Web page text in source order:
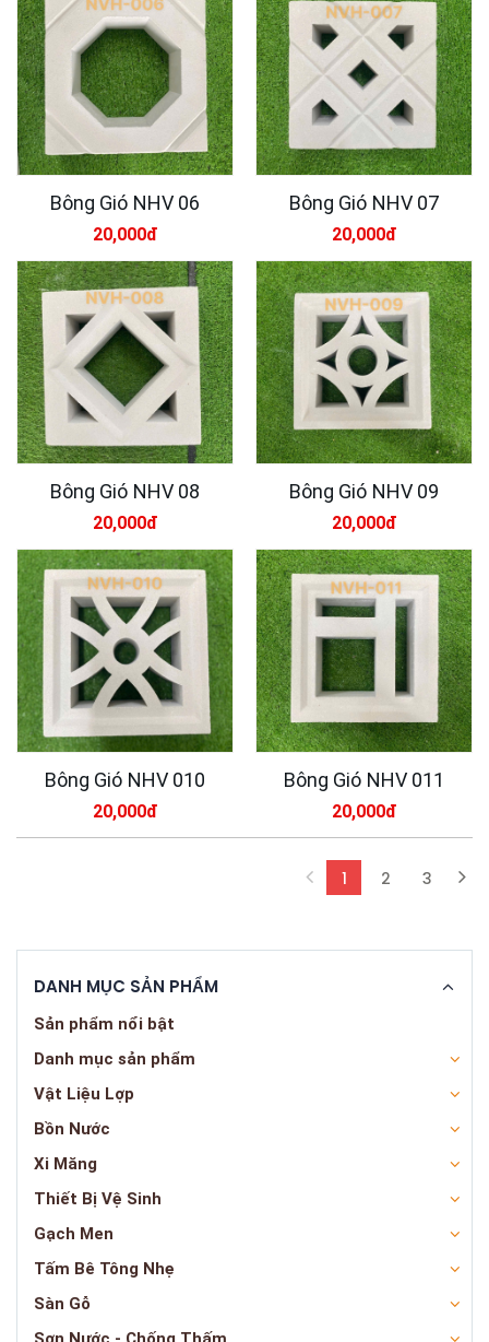
Bông Gió NHV 06
20,000đ
Bông Gió NHV 07
20,000đ
Bông Gió NHV 08
20,000đ
Bông Gió NHV 09
20,000đ
Bông Gió NHV 010
20,000đ
Bông Gió NHV 011
20,000đ
1(current)
2 3
DANH MỤC SẢN PHẨM
Sản phẩm nổi bật
Danh mục sản phẩm
Vật Liệu Lợp
Bồn Nước
Xi Măng
Thiết Bị Vệ Sinh
Gạch Men
Tấm Bê Tông Nhẹ
Sàn Gỗ